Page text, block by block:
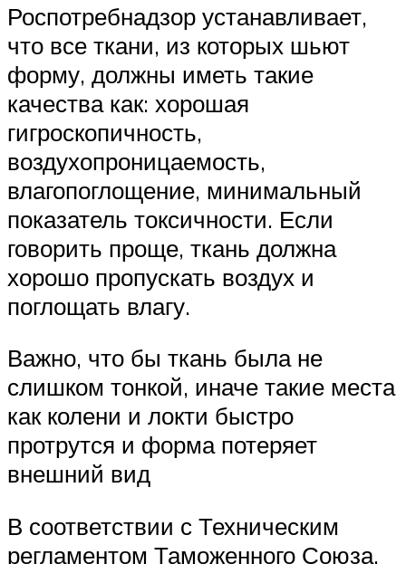
Роспотребнадзор устанавливает,
что все ткани, из которых шьют
форму, должны иметь такие
качества как: хорошая
гигроскопичность,
воздухопроницаемость,
влагопоглощение, минимальный
показатель токсичности. Если
говорить проще, ткань должна
хорошо пропускать воздух и
поглощать влагу.
Важно, что бы ткань была не
слишком тонкой, иначе такие места
как колени и локти быстро
протрутся и форма потеряет
внешний вид
В соответствии с Техническим
регламентом Таможенного Союза,